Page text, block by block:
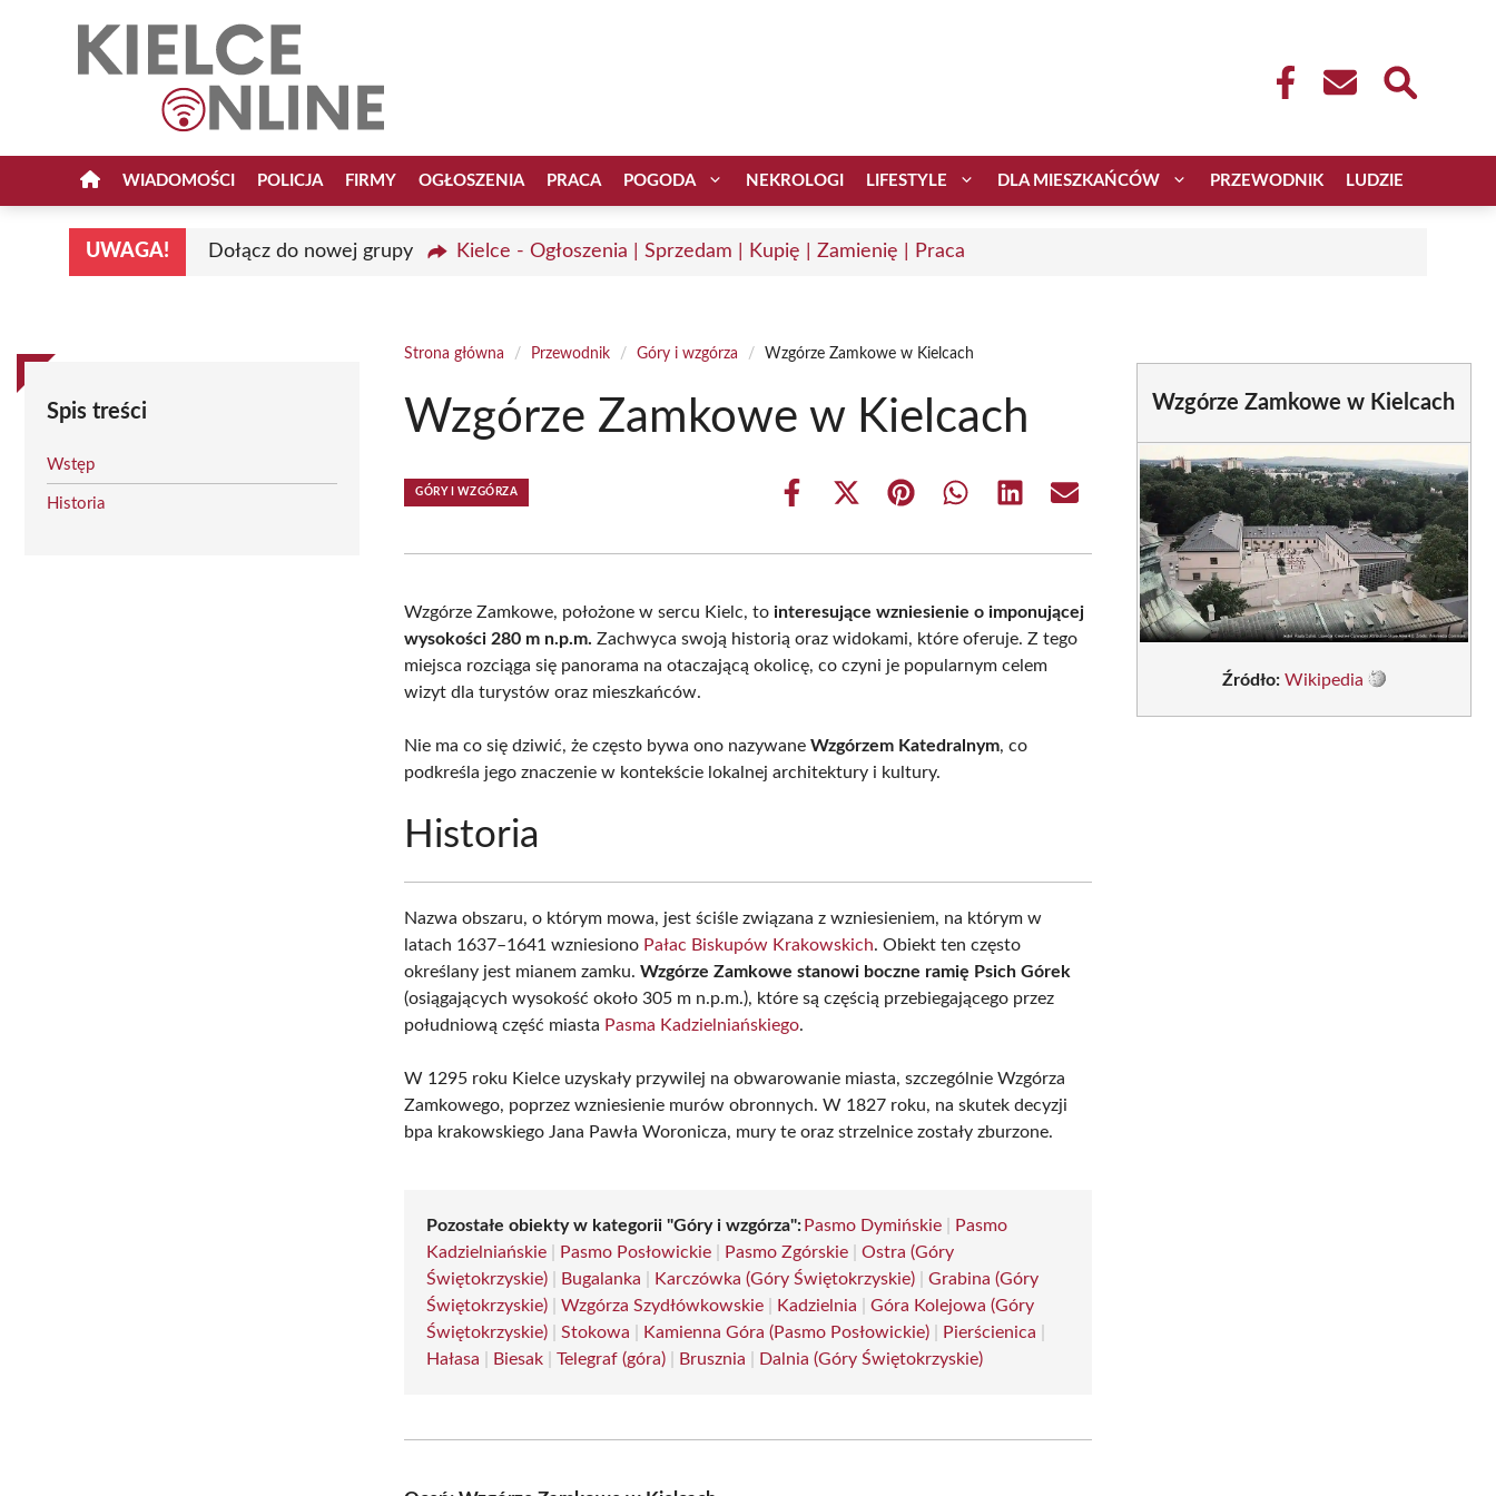
WIADOMOŚCI POLICJA FIRMY OGŁOSZENIA PRACA POGODA NEKROLOGI LIFESTYLE DLA MIESZKAŃCÓW PRZEWODNIK LUDZIE
UWAGA! Dołącz do nowej grupy Kielce - Ogłoszenia | Sprzedam | Kupię | Zamienię | Praca
Spis treści
Wstęp
Historia
Strona główna / Przewodnik / Góry i wzgórza / Wzgórze Zamkowe w Kielcach
Wzgórze Zamkowe w Kielcach
GÓRY I WZGÓRZA
Share
Share
(Twitter)
Share Share Share Share
Wzgórze Zamkowe, położone w sercu Kielc, tointeresujące wzniesienie o imponującej
wysokości 280 m n.p.m. Zachwyca swoją historią oraz widokami, które oferuje. Z tego
miejsca rozciąga się panorama na otaczającą okolicę, co czyni je popularnym celem
wizyt dla turystów oraz mieszkańców.
Nie ma co się dziwić, że często bywa ono nazywaneWzgórzem Katedralnym, co
podkreśla jego znaczenie w kontekście lokalnej architektury i kultury.
Historia
Nazwa obszaru, o którym mowa, jest ściśle związana z wzniesieniem, na którym w
latach 1637–1641 wzniesiono Pałac Biskupów Krakowskich. Obiekt ten często
określany jest mianem zamku.Wzgórze Zamkowe stanowi boczne ramię Psich Górek
(osiągających wysokość około 305 m n.p.m.), które są częścią przebiegającego przez
południową część miasta Pasma Kadzielniańskiego.
W 1295 roku Kielce uzyskały przywilej na obwarowanie miasta, szczególnie Wzgórza
Zamkowego, poprzez wzniesienie murów obronnych. W 1827 roku, na skutek decyzji
bpa krakowskiego Jana Pawła Woronicza, mury te oraz strzelnice zostały zburzone.
Pozostałe obiekty w kategorii "Góry i wzgórza": Pasmo Dymińskie
Pasmo
Kadzielniańskie
Pasmo Posłowickie Pasmo Zgórskie |Ostra (Góry
Świętokrzyskie)
Bugalanka Karczówka (Góry Świętokrzyskie) |Grabina (Góry
Świętokrzyskie) |Wzgórza Szydłówkowskie Kadzielnia |Góra Kolejowa (Góry
Świętokrzyskie) |Stokowa Kamienna Góra (Pasmo Posłowickie) Pierścienica
Hałasa
Biesak |Telegraf (góra) Brusznia Dalnia (Góry Świętokrzyskie)
Wzgórze Zamkowe w Kielcach
Źródło: Wikipedia